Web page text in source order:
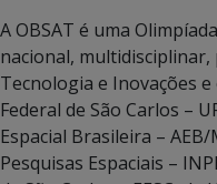
A OBSAT é uma
nacional,
Tecnologia e Inovações
Federal de São Carlos –
Espacial Brasileira –
Pesquisas Espaciais –